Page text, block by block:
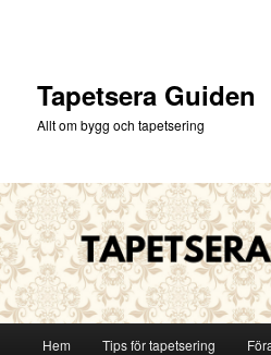
Tapetsera Guiden
Allt om bygg och tapetsering
Hem Tips för tapetsering